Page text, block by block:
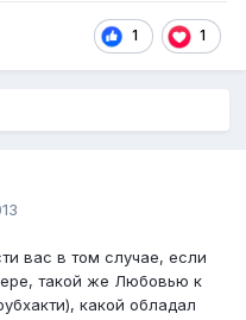
1 1
вас в том случае, если
такой же Любовью к
какой обладал